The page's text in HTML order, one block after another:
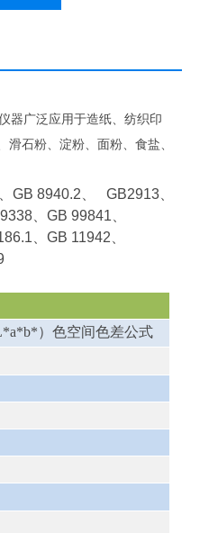
器广泛应用于造纸、纺织印
石粉、淀粉、面粉、食盐、
GB 8940.2 GB2913
GB 99841
GB 11942
）色空间色差公式